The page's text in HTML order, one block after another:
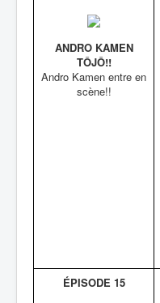
ANDRO KAMEN
TÔJÔ!!
Andro Kamen entre en
scène!!
ÉPISODE 15